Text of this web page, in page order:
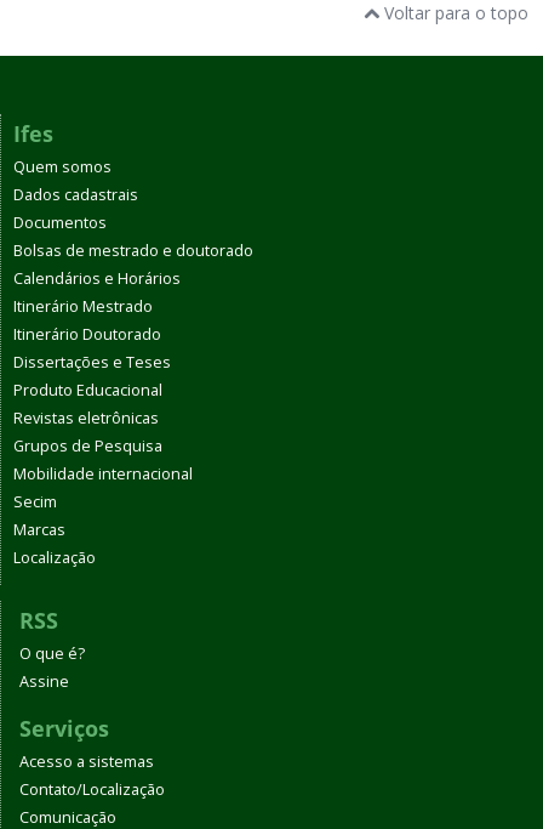
Voltar para o topo
Ifes
Quem somos
Dados cadastrais
Documentos
Bolsas de mestrado e doutorado
Calendários e Horários
Itinerário Mestrado
Itinerário Doutorado
Dissertações e Teses
Produto Educacional
Revistas eletrônicas
Grupos de Pesquisa
Mobilidade internacional
Secim
Marcas
Localização
RSS
O que é?
Assine
Serviços
Acesso a sistemas
Contato/Localização
Comunicação